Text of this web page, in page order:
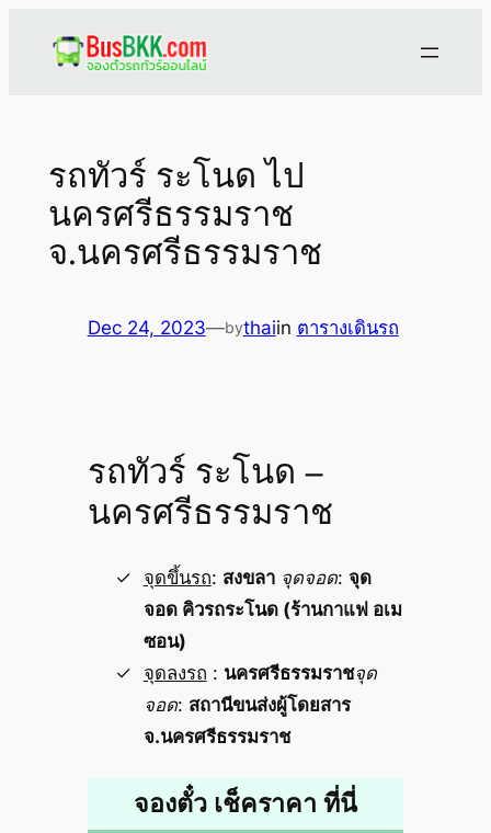
รถทัวร์ ระโนด ไป
นครศรีธรรมราช
จ.นครศรีธรรมราช
Dec 24, 2023—bythaiin ตารางเดินรถ
รถทัวร์ ระโนด –
นครศรีธรรมราช
จุดขึ้นรถ: สงขลา จุดจอด: จุด
จอด คิวรถระโนด (ร้านกาแฟ อเม
ซอน)
จุดลงรถ : นครศรีธรรมราชจุด
จอด: สถานีขนส่งผู้โดยสาร
จ.นครศรีธรรมราช
จองตั๋ว เช็คราคา ที่นี่